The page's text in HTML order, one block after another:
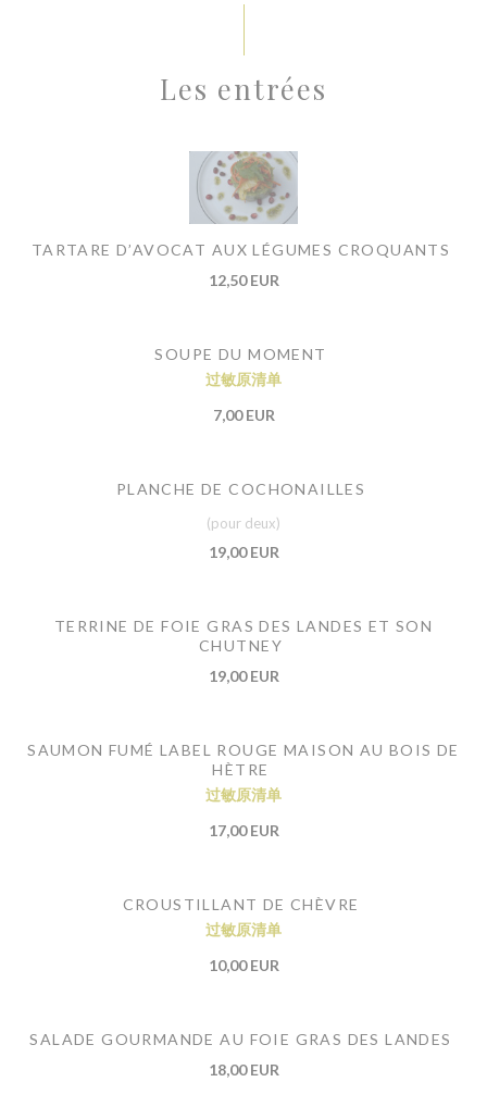
Les entrées
TARTARE D’AVOCAT AUX LÉGUMES CROQUANTS
12,50 EUR
SOUPE DU MOMENT
过敏原清单
7,00 EUR
PLANCHE DE COCHONAILLES
(pour deux)
19,00 EUR
TERRINE DE FOIE GRAS DES LANDES ET SON
CHUTNEY
19,00 EUR
SAUMON FUMÉ LABEL ROUGE MAISON AU BOIS DE
HÈTRE
过敏原清单
17,00 EUR
CROUSTILLANT DE CHÈVRE
过敏原清单
10,00 EUR
SALADE GOURMANDE AU FOIE GRAS DES LANDES
18,00 EUR